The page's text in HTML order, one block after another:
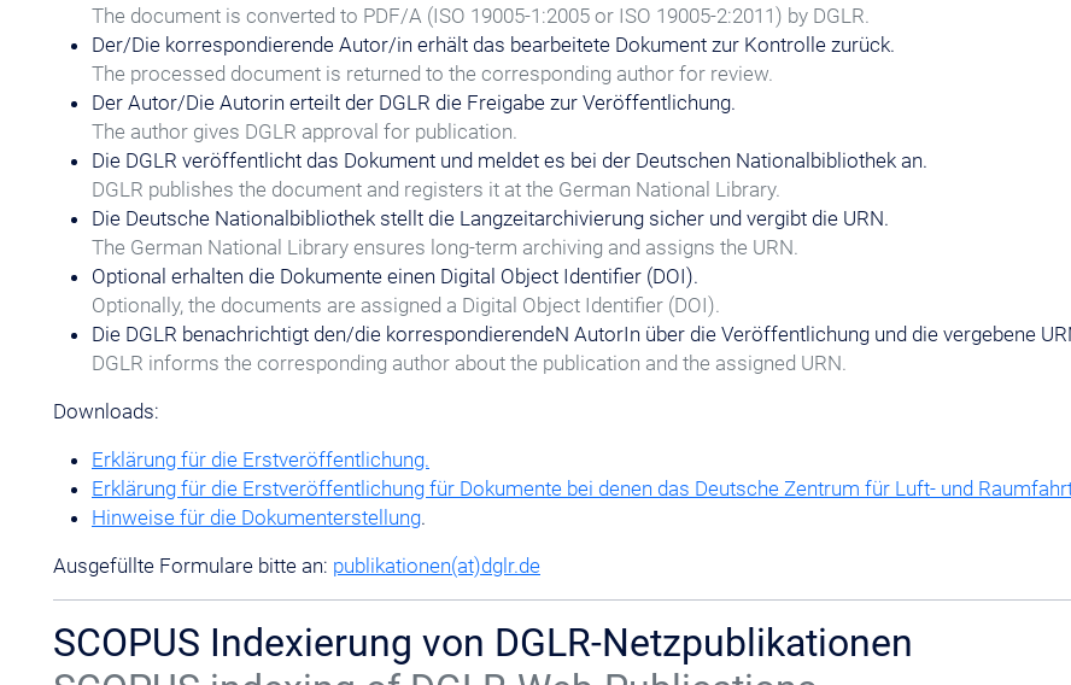
The document is converted to PDF/A (ISO 19005-1:2005 or ISO 19005-2:2011) by DGLR.
Der/Die korrespondierende Autor/in erhält das bearbeitete Dokument zur Kontrolle zurück.
The processed document is returned to the corresponding author for review.
Der Autor/Die Autorin erteilt der DGLR die Freigabe zur Veröffentlichung.
The author gives DGLR approval for publication.
Die DGLR veröffentlicht das Dokument und meldet es bei der Deutschen Nationalbibliothek an.
DGLR publishes the document and registers it at the German National Library.
Die Deutsche Nationalbibliothek stellt die Langzeitarchivierung sicher und vergibt die URN.
The German National Library ensures long-term archiving and assigns the URN.
Optional erhalten die Dokumente einen Digital Object Identifier (DOI).
Optionally, the documents are assigned a Digital Object Identifier (DOI).
Die DGLR benachrichtigt den/die korrespondierendeN AutorIn über die Veröffentlichung und die vergebene
DGLR informs the corresponding author about the publication and the assigned URN.
Downloads:
Erklärung für die Erstveröffentlichung.
Erklärung für die Erstveröffentlichung für Dokumente bei denen das Deutsche Zentrum für Luft- und
Hinweise für die Dokumenterstellung.
Ausgefüllte Formulare bitte an: publikationen(at)dglr.de
SCOPUS Indexierung von DGLR-Netzpublikationen